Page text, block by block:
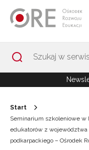
Start
Seminarium szkoleniowe w
edukatorów z
podkarpackiego – Ośrodek